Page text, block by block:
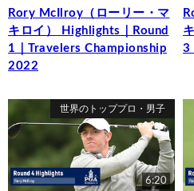
Rory McIlroy（ローリー・マ
キロイ） Highlights｜Round
1｜Travelers Championship
2022
3
世界のトッププロ・男子
6:20